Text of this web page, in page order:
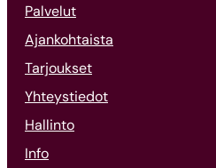
Palvelut
Ajankohtaista
Tarjoukset
Yhteystiedot
Hallinto
Info